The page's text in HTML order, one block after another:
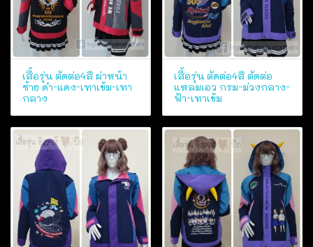
เสื้อรุ่น ตัดต่อ4สี ผ่าหน้า
ซ้าย ดำ-แดง-เทาเข้ม-เทา
กลาง
เสื้อรุ่น ตัดต่อ4สี ตัดต่อ
แหลมเอว กรม-ม่วงกลาง-
ฟ้า-เทาเข้ม